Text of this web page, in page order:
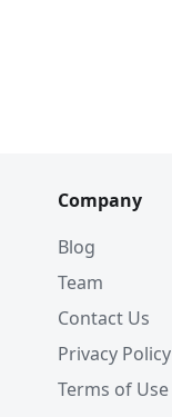
Company
Blog
Team
Contact Us
Privacy Policy
Terms of Use